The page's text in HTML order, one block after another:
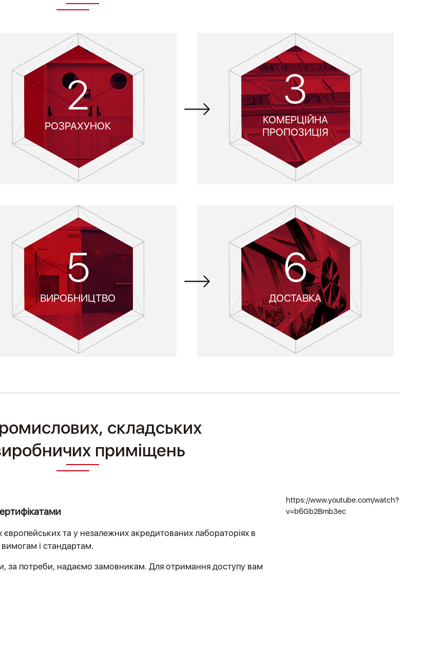
2
РОЗРАХУНОК
3
КОМЕРЦІЙНА
ПРОПОЗИЦІЯ
5
ВИРОБНИЦТВО
6
ДОСТАВКА
складських
приміщень
та у незалежних акредитованих лабораторіях в
вимогам і стандартам.
за потреби, надаємо замовникам. Для отримання доступу вам
https://www.youtube.com/watch?
v=b6Gb2Bmb3ec